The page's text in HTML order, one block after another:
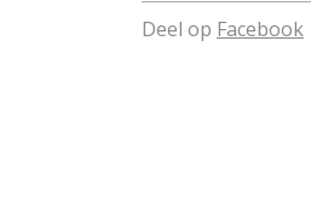
Deel op Facebook